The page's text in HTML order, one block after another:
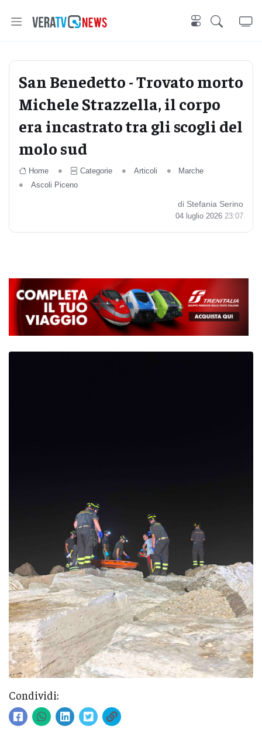
San Benedetto - Trovato morto
Michele Strazzella, il corpo
era incastrato tra gli scogli del
molo sud
Home Categorie Articoli
Marche
Ascoli Piceno
di Stefania Serino
04 luglio 2026 23:07
Condividi: